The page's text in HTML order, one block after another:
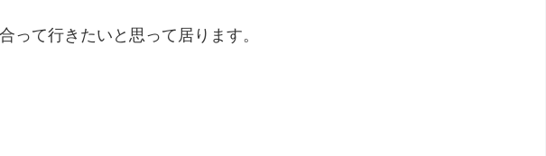
て行きたいと思って居ります。